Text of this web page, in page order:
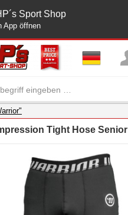
Sport Shop
App öffnen
Tight Hose Senior